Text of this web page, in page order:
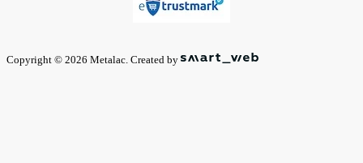
Copyright © 2026 Metalac. Created by